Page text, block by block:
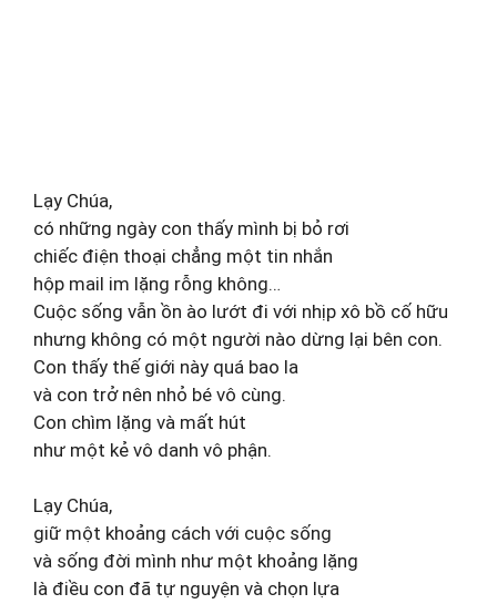
Lạy Chúa,
có những ngày con thấy mình bị bỏ rơi
chiếc điện thoại chẳng một tin nhắn
hộp mail im lặng rỗng không…
Cuộc sống vẫn ồn ào lướt đi với nhịp xô bồ cố hữu
nhưng không có một người nào dừng lại bên con.
Con thấy thế giới này quá bao la
và con trở nên nhỏ bé vô cùng.
Con chìm lặng và mất hút
như một kẻ vô danh vô phận.
Lạy Chúa,
giữ một khoảng cách với cuộc sống
và sống đời mình như một khoảng lặng
là điều con đã tự nguyện và chọn lựa